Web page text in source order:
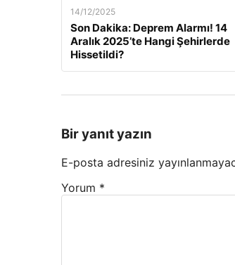
14/12/2025
Son Dakika: Deprem Alarmı! 14
Aralık 2025’te Hangi Şehirlerde
Hissetildi?
Bir yanıt yazın
E-posta adresiniz
Yorum *